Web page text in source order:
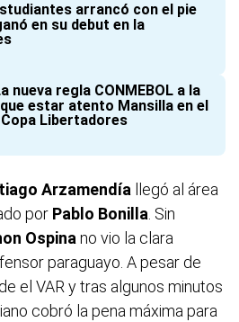
arrancó con el pie
en su debut en la
nueva regla CONMEBOL a la
estar atento Mansilla en el
Libertadores
Arzamendía
llegó al área
por Pablo Bonilla . Sin
Ospina no vio la clara
paraguayo. A pesar de
el VAR y tras algunos minutos
cobró la pena máxima para